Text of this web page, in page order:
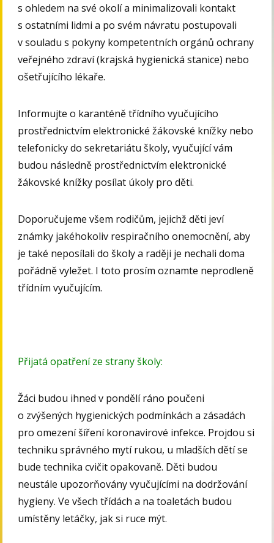
s ohledem na své okolí a minimalizovali kontakt
s ostatními lidmi a po svém návratu postupovali
v souladu s pokyny kompetentních orgánů ochrany
veřejného zdraví (krajská hygienická stanice) nebo
ošetřujícího lékaře.
Informujte o karanténě třídního vyučujícího
prostřednictvím elektronické žákovské knížky nebo
telefonicky do sekretariátu školy, vyučující vám
budou následně prostřednictvím elektronické
žákovské knížky posílat úkoly pro děti.
Doporučujeme všem rodičům, jejichž děti jeví
známky jakéhokoliv respiračního onemocnění, aby
je také neposílali do školy a raději je nechali doma
pořádně vyležet. I toto prosím oznamte neprodleně
třídním vyučujícím.
Přijatá opatření ze strany školy:
Žáci budou ihned v pondělí ráno poučeni
o zvýšených hygienických podmínkách a zásadách
pro omezení šíření koronavirové infekce. Projdou si
techniku správného mytí rukou, u mladších dětí se
bude technika cvičit opakovaně. Děti budou
neustále upozorňovány vyučujícími na dodržování
hygieny. Ve všech třídách a na toaletách budou
umístěny letáčky, jak si ruce mýt.